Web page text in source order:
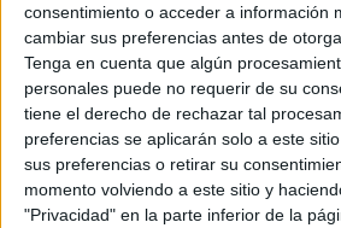
consentimiento o acceder a información
cambiar sus preferencias antes de
Tenga en cuenta que algún
personales puede no requerir de su
tiene el derecho de rechazar tal
preferencias se aplicarán solo a este
sus preferencias o retirar su
momento volviendo a este sitio y
"Privacidad" en la parte inferior de la
Accedé a los beneficios
Contenidos exclusivos
Sorteos
Descuentos en publicaciones